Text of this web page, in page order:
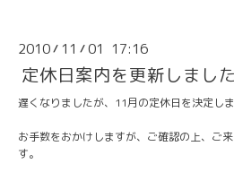
2010/ 11 /01 17:16
定休日案内を更新しました
遅くなりましたが、 11月の定休日を決定し
お手数をおかけしますが、ご確認の上、ご
す。